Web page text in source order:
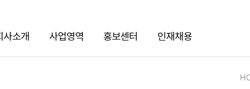
사소개 사업영역 홍보센터 인재채용